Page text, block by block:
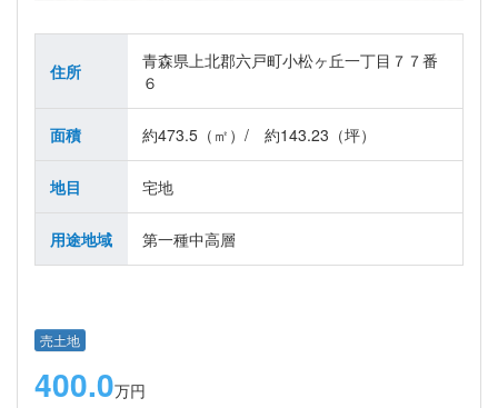
住所
青森県上北郡六戸町小松ヶ丘一丁目７７番
６
面積 約473.5（㎡）/ 約143.23（坪）
地目 宅地
用途地域 第一種中高層
売土地
400.0万円